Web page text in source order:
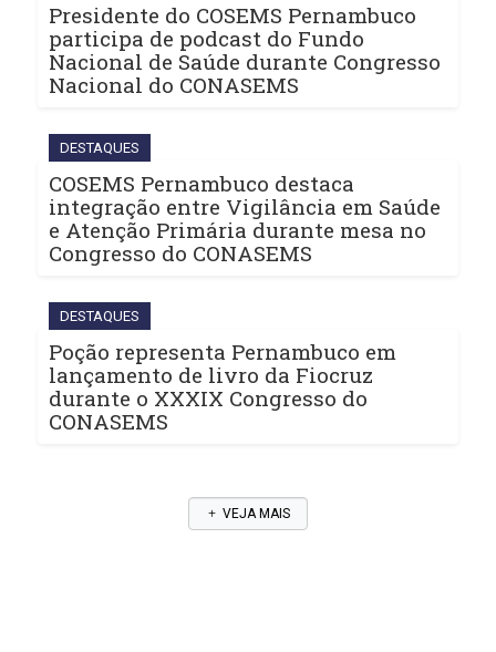
Presidente do COSEMS Pernambuco
participa de podcast do Fundo
Nacional de Saúde durante Congresso
Nacional do CONASEMS
DESTAQUES
COSEMS Pernambuco destaca
integração entre Vigilância em Saúde
e Atenção Primária durante mesa no
Congresso do CONASEMS
DESTAQUES
Poção representa Pernambuco em
lançamento de livro da Fiocruz
durante o XXXIX Congresso do
CONASEMS
VEJA MAIS